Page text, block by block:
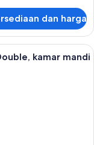
dan harga
setrika, Wi-Fi gratis, dan
kamar mandi